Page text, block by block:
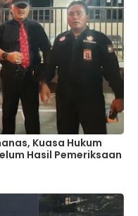
Kuasa Hukum
Hasil Pemeriksaan